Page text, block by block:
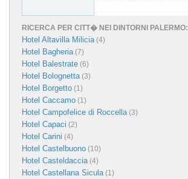
RICERCA PER CITT� NEI DINTORNI PALERMO:
Hotel Altavilla Milicia(4)
Hotel Bagheria(7)
Hotel Balestrate (6)
Hotel Bolognetta(3)
Hotel Borgetto (1)
Hotel Caccamo (1)
Hotel Campofelice di Roccella(3)
Hotel Capaci (2)
Hotel Carini (4)
Hotel Castelbuono (10)
Hotel Casteldaccia(4)
Hotel Castellana Sicula(1)